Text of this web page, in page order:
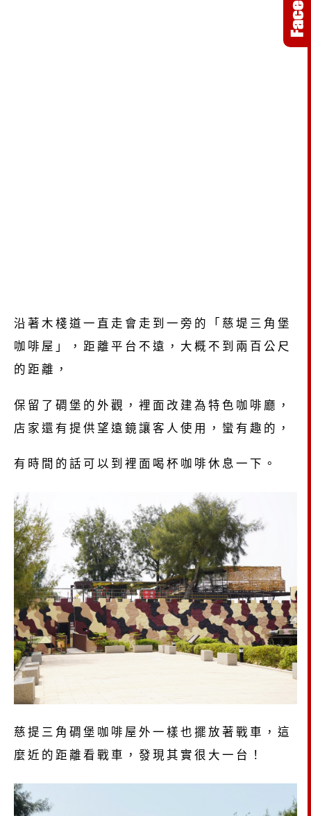
沿著木棧道一直走會走到一旁的「慈堤三角堡
咖啡屋」，距離平台不遠，大概不到兩百公尺
的距離，
保留了碉堡的外觀，裡面改建為特色咖啡廳，
店家還有提供望遠鏡讓客人使用，蠻有趣的，
有時間的話可以到裡面喝杯咖啡休息一下。
慈提三角碉堡咖啡屋外一樣也擺放著戰車，這
麼近的距離看戰車，發現其實很大一台！